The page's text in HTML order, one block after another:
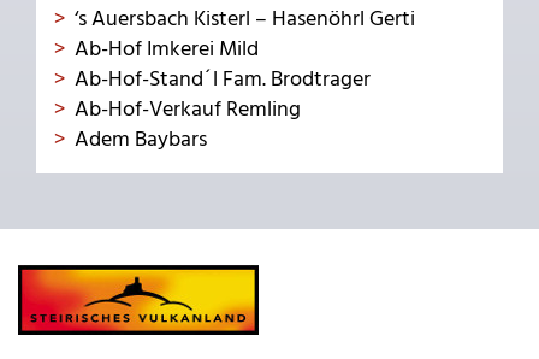
‘s Auersbach Kisterl – Hasenöhrl Gerti
Ab-Hof Imkerei Mild
Ab-Hof-Stand´l Fam. Brodtrager
Ab-Hof-Verkauf Remling
Adem Baybars